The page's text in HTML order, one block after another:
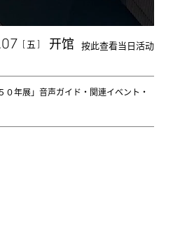
[ 五 ] 开馆 按此查看当日活动
０年展」音声ガイド・関連イベント・